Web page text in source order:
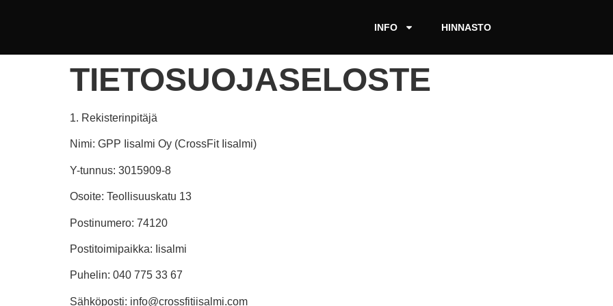
INFO HINNASTO
TIETOSUOJASELOSTE
1. Rekisterinpitäjä
Nimi: GPP Iisalmi Oy (CrossFit Iisalmi)
Y-tunnus: 3015909-8
Osoite: Teollisuuskatu 13
Postinumero: 74120
Postitoimipaikka: Iisalmi
Puhelin: 040 775 33 67
Sähköposti: info@crossfitiisalmi.com